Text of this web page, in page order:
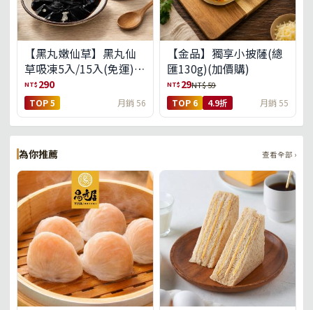
【黑丸嫩仙草】黑丸仙
草吸凍5入/15入(免運)
(預購中8/14出貨)
NT$ 290
TOP 5 月銷 56
【金品】獨享小披薩(總
匯130g)(加價購)
NT$ 29NT$ 59
TOP 6 4.9折 月銷 55
為你推薦 查看全部 ›